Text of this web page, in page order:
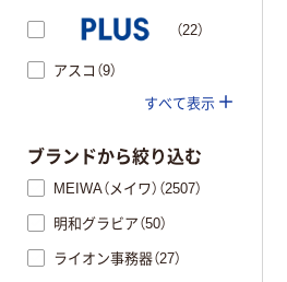
（22）
アスコ（9）
すべて表示
ブランドから絞り込む
MEIWA（メイワ）（2507）
明和グラビア（50）
ライオン事務器（27）